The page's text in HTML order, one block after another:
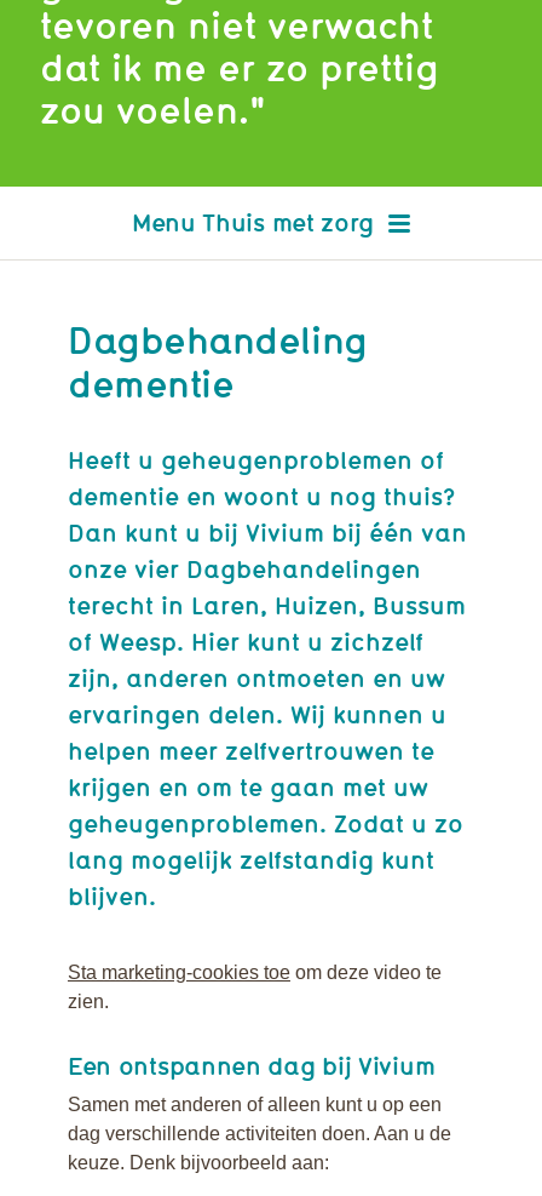
tevoren niet verwacht
dat ik me er zo prettig
zou voelen."
Thuis met zorg
Dagbehandeling
dementie
Heeft u geheugenproblemen of
dementie en woont u nog thuis?
Dan kunt u bij Vivium bij één van
onze vier Dagbehandelingen
terecht in Laren, Huizen, Bussum
of Weesp. Hier kunt u zichzelf
zijn, anderen ontmoeten en uw
ervaringen delen. Wij kunnen u
helpen meer zelfvertrouwen te
krijgen en om te gaan met uw
geheugenproblemen. Zodat u zo
lang mogelijk zelfstandig kunt
blijven.
Sta marketing-cookies toeom deze video te
zien.
Een ontspannen dag bij Vivium
Samen met anderen of alleen kunt u op een
dag verschillende activiteiten doen. Aan u de
keuze. Denk bijvoorbeeld aan: